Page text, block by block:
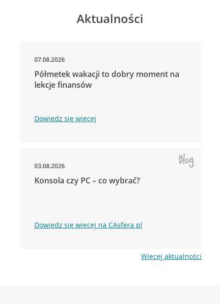
Aktualności
07.08.2026
Półmetek wakacji to dobry moment na
lekcje finansów
Dowiedz się więcej
03.08.2026
Konsola czy PC – co wybrać?
Dowiedz się więcej na CAsfera.pl
Więcej aktualności